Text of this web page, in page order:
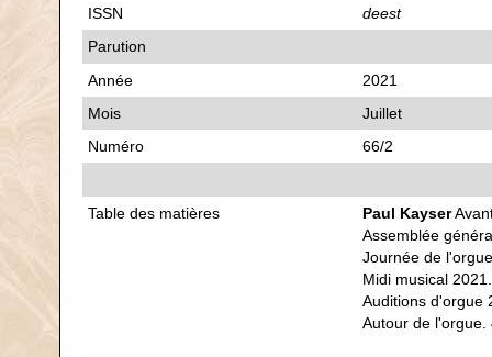
ISSN
deest
Parution
Année
2021
Mois
Juillet
Numéro
66/2
Table des matières Paul Kayser
Assemblée
Journée de
Midi musical
Auditions d'orgue
Autour de l'orgue.